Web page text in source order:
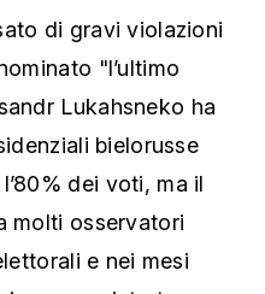
di gravi violazioni
"l’ultimo
Lukahsneko ha
bielorusse
dei voti, ma il
molti osservatori
e nei mesi